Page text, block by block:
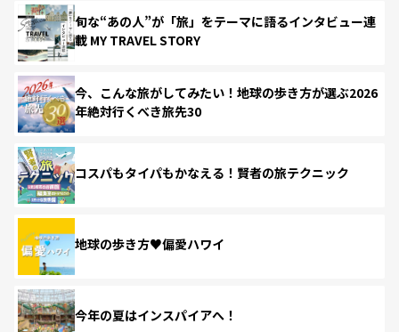
旬な“あの人”が「旅」をテーマに語るインタビュー連
載 MY TRAVEL STORY
今、こんな旅がしてみたい！地球の歩き方が選ぶ2026
年絶対行くべき旅先30
コスパもタイパもかなえる！賢者の旅テクニック
地球の歩き方♥偏愛ハワイ
今年の夏はインスパイアへ！